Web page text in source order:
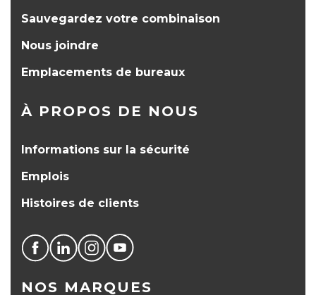
Sauvegardez votre combinaison
Nous joindre
Emplacements de bureaux
À PROPOS DE NOUS
Informations sur la sécurité
Emplois
Histoires de clients
NOS MARQUES